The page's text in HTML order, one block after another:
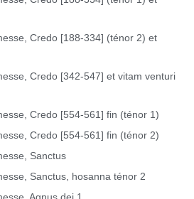
Credo [188-334] (ténor 2) et
Credo [342-547] et vitam venturi
Credo [554-561] fin (ténor 1)
Credo [554-561] fin (ténor 2)
Sanctus
Sanctus, hosanna ténor 2